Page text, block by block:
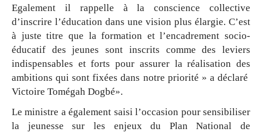
Egalement il rappelle à la conscience collective
d’inscrire l’éducation dans une vision plus élargie. C’est
à juste titre que la formation et l’encadrement socio-
éducatif des jeunes sont inscrits comme des leviers
indispensables et forts pour assurer la réalisation des
ambitions qui sont fixées dans notre priorité » a déclaré
Victoire Tomégah Dogbé».
Le ministre a également saisi l’occasion pour sensibiliser
la jeunesse sur les enjeux du Plan National de